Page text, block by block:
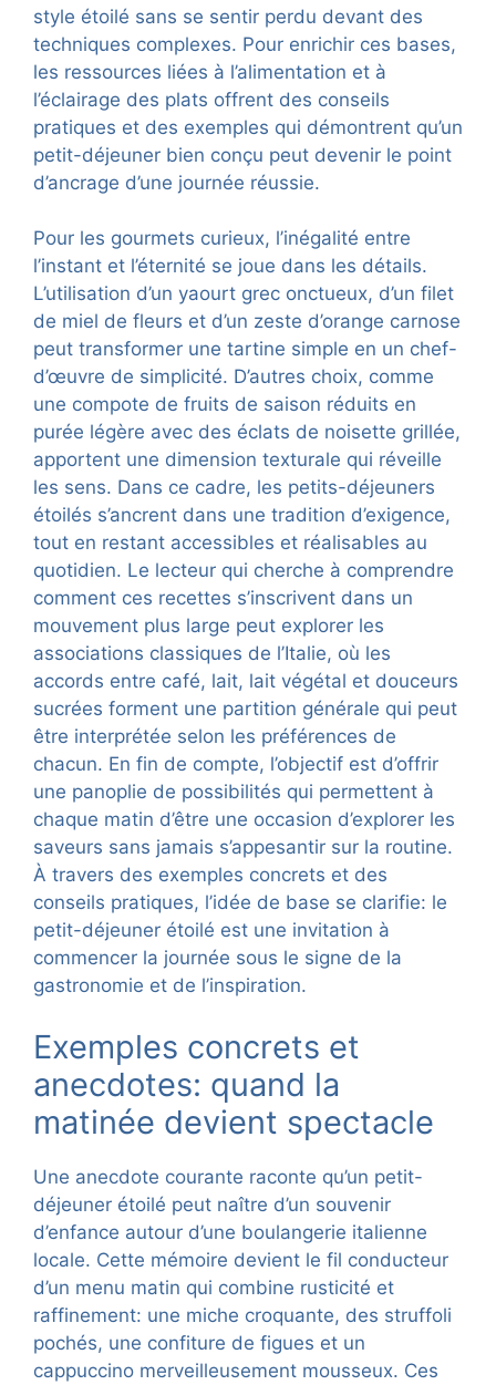
style étoilé sans se sentir perdu devant des
techniques complexes. Pour enrichir ces bases,
les ressources liées à l’alimentation et à
l’éclairage des plats offrent des conseils
pratiques et des exemples qui démontrent qu’un
petit-déjeuner bien conçu peut devenir le point
d’ancrage d’une journée réussie.
Pour les gourmets curieux, l’inégalité entre
l’instant et l’éternité se joue dans les détails.
L’utilisation d’un yaourt grec onctueux, d’un filet
de miel de fleurs et d’un zeste d’orange carnose
peut transformer une tartine simple en un chef-
d’œuvre de simplicité. D’autres choix, comme
une compote de fruits de saison réduits en
purée légère avec des éclats de noisette grillée,
apportent une dimension texturale qui réveille
les sens. Dans ce cadre, les petits-déjeuners
étoilés s’ancrent dans une tradition d’exigence,
tout en restant accessibles et réalisables au
quotidien. Le lecteur qui cherche à comprendre
comment ces recettes s’inscrivent dans un
mouvement plus large peut explorer les
associations classiques de l’Italie, où les
accords entre café, lait, lait végétal et douceurs
sucrées forment une partition générale qui peut
être interprétée selon les préférences de
chacun. En fin de compte, l’objectif est d’offrir
une panoplie de possibilités qui permettent à
chaque matin d’être une occasion d’explorer les
saveurs sans jamais s’appesantir sur la routine.
À travers des exemples concrets et des
conseils pratiques, l’idée de base se clarifie: le
petit-déjeuner étoilé est une invitation à
commencer la journée sous le signe de la
gastronomie et de l’inspiration.
Exemples concrets et
anecdotes: quand la
matinée devient spectacle
Une anecdote courante raconte qu’un petit-
déjeuner étoilé peut naître d’un souvenir
d’enfance autour d’une boulangerie italienne
locale. Cette mémoire devient le fil conducteur
d’un menu matin qui combine rusticité et
raffinement: une miche croquante, des struffoli
pochés, une confiture de figues et un
cappuccino merveilleusement mousseux. Ces